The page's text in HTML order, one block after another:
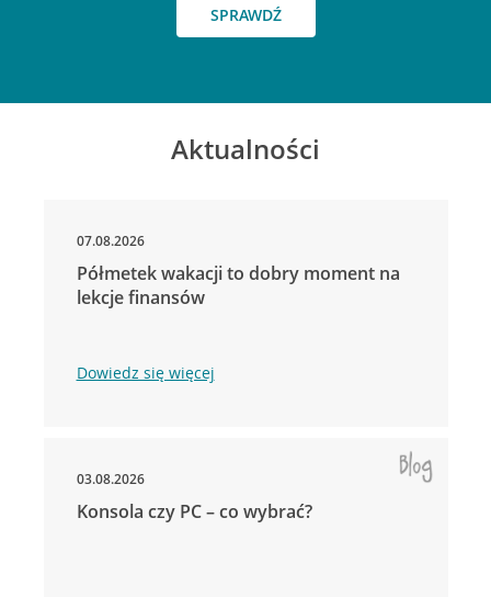
SPRAWDŹ
Aktualności
07.08.2026
Półmetek wakacji to dobry moment na
lekcje finansów
Dowiedz się więcej
03.08.2026
Konsola czy PC – co wybrać?